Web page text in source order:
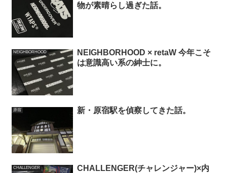
物が素晴らし過ぎた話。
NEIGHBORHOOD
NEIGHBORHOOD × retaW 今年こそ
は意識高い系の紳士に。
原宿 新・原宿駅を偵察してきた話。
CHALLENGER
CHALLENGER(チャレンジャー)×内